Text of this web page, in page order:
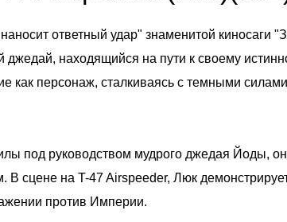
ответный удар" знаменитой киносаги
джедай, находящийся на пути к своему
как персонаж, сталкиваясь с темными
под руководством мудрого джедая Йоды,
В сцене на T-47 Airspeeder, Люк
против Империи.